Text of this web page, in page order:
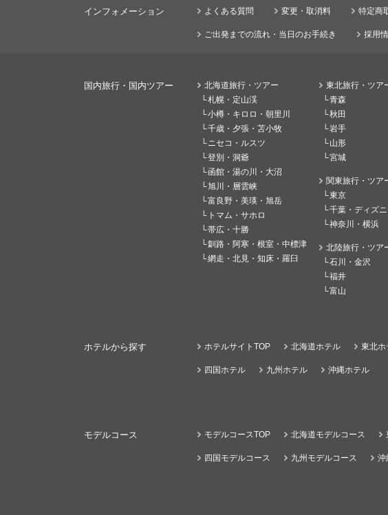
インフォメーション よくある質問 変更・取消料 特定商
ご出発までの流れ・当日のお手続き 採用
国内旅行・国内ツアー
北海道旅行・ツアー
札幌・定山渓
小樽・キロロ・朝里川
千歳・夕張・苫小牧
ニセコ・ルスツ
登別・洞爺
函館・湯の川・大沼
旭川・層雲峡
富良野・美瑛・旭岳
トマム・サホロ
帯広・十勝
釧路・阿寒・根室・中標津
網走・北見・知床・羅臼
東北旅行・ツア
青森
秋田
岩手
山形
宮城
関東旅行・ツア
東京
千葉・ディズ
神奈川・横浜
北陸旅行・ツア
石川・金沢
福井
富山
ホテルから探す ホテルサイトTOP 北海道ホテル 東北ホ
四国ホテル 九州ホテル 沖縄ホテル
モデルコース モデルコースTOP 北海道モデルコース
四国モデルコース 九州モデルコース 沖